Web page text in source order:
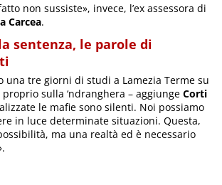
non sussiste», invece, l’ex assessora di
Carcea.
sentenza, le parole di
una tre giorni di studi a Lamezia Terme su
sulla ‘ndranghera – aggiungeCorti
le mafie sono silenti. Noi possiamo
in luce determinate situazioni. Questa,
ma una realtà ed è necessario